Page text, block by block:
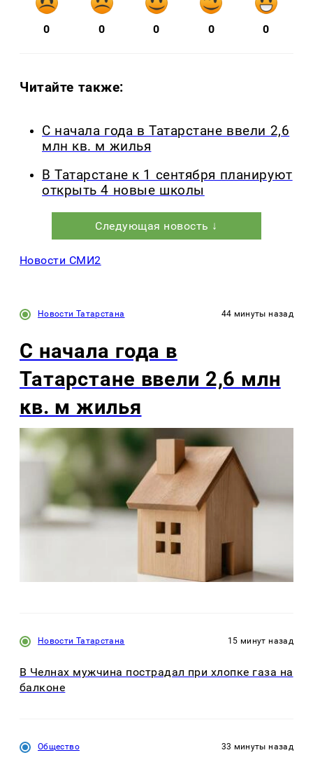
0 0 0 0 0
Читайте также:
С начала года в Татарстане ввели 2,6
млн кв. м жилья
В Татарстане к 1 сентября планируют
открыть 4 новые школы
Следующая новость ↓
Новости СМИ2
Новости Татарстана 44 минуты назад
С начала года в
Татарстане ввели 2,6 млн
кв. м жилья
Новости Татарстана 15 минут назад
В Челнах мужчина пострадал при хлопке газа на
балконе
Общество 33 минуты назад